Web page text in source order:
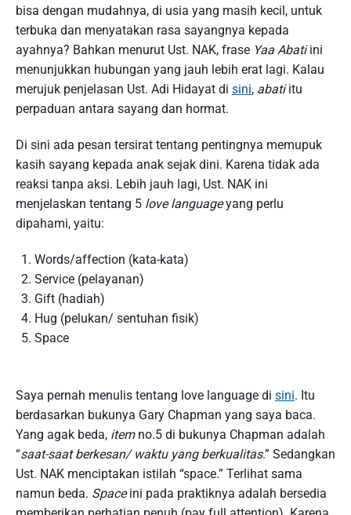
bisa dengan mudahnya, di usia yang masih kecil, untuk
terbuka dan menyatakan rasa sayangnya kepada
ayahnya? Bahkan menurut Ust. NAK, frase Yaa Abatiini
menunjukkan hubungan yang jauh lebih erat lagi. Kalau
merujuk penjelasan Ust. Adi Hidayat di sini, abatiitu
perpaduan antara sayang dan hormat.
Di sini ada pesan tersirat tentang pentingnya memupuk
kasih sayang kepada anak sejak dini. Karena tidak ada
reaksi tanpa aksi. Lebih jauh lagi, Ust. NAK ini
menjelaskan tentang 5 love languageyang perlu
dipahami, yaitu:
Words/affection (kata-kata)
Service (pelayanan)
Gift (hadiah)
Hug (pelukan/ sentuhan fisik)
Space
Saya pernah menulis tentang love language di sini. Itu
berdasarkan bukunya Gary Chapman yang saya baca.
Yang agak beda, item no.5 di bukunya Chapman adalah
“saat-saat berkesan/ waktu yang berkualitas.” Sedangkan
Ust. NAK menciptakan istilah “space.” Terlihat sama
namun beda. Spaceini pada praktiknya adalah bersedia